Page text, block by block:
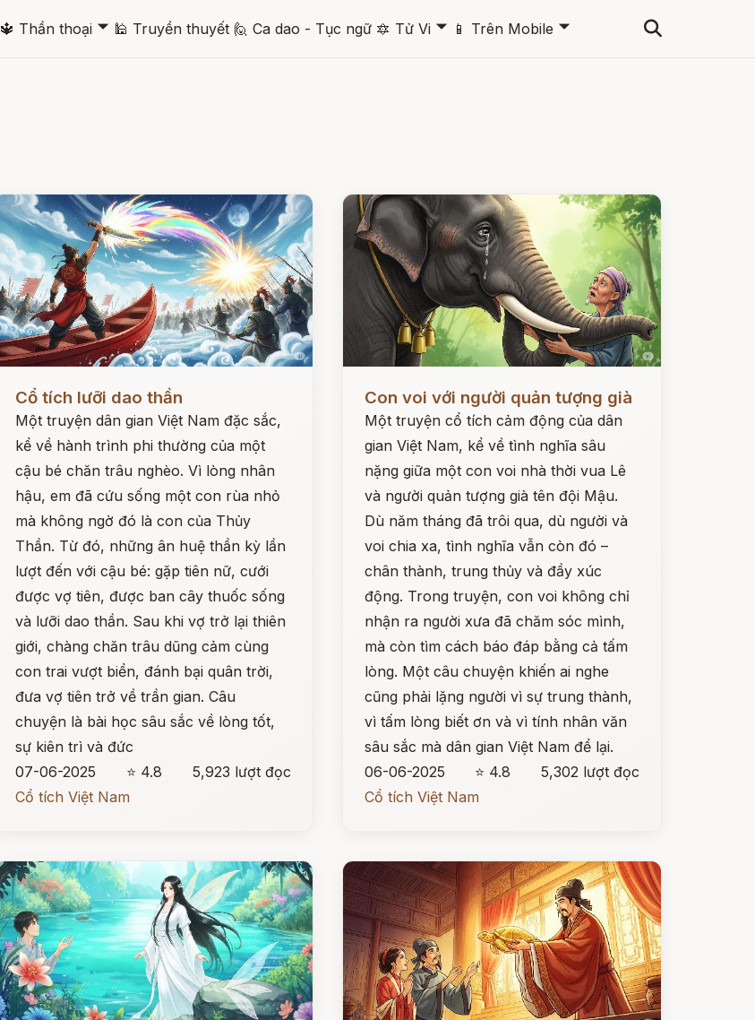
🔱 Thần thoại 🞃 🕌 Truyền thuyết 🙋 Ca dao - Tục ngữ 🔯 Tử Vi 🞃 📱 Trên Mobile 🞃
Đọc ngay
Cổ tích lưỡi dao thần
Một truyện dân gian Việt Nam đặc sắc,
kể về hành trình phi thường của một
cậu bé chăn trâu nghèo. Vì lòng nhân
hậu, em đã cứu sống một con rùa nhỏ
mà không ngờ đó là con của Thủy
Thần. Từ đó, những ân huệ thần kỳ lần
lượt đến với cậu bé: gặp tiên nữ, cưới
được vợ tiên, được ban cây thuốc sống
và lưỡi dao thần. Sau khi vợ trở lại thiên
giới, chàng chăn trâu dũng cảm cùng
con trai vượt biển, đánh bại quân trời,
đưa vợ tiên trở về trần gian. Câu
chuyện là bài học sâu sắc về lòng tốt,
sự kiên trì và đức
07-06-2025
⭐ 4.8
5,923 lượt đọc
Cổ tích Việt Nam
Con voi với người quản tượng già
Một truyện cổ tích cảm động của dân
gian Việt Nam, kể về tình nghĩa sâu
nặng giữa một con voi nhà thời vua Lê
và người quản tượng già tên đội Mậu.
Dù năm tháng đã trôi qua, dù người và
voi chia xa, tình nghĩa vẫn còn đó –
chân thành, trung thủy và đầy xúc
động. Trong truyện, con voi không chỉ
nhận ra người xưa đã chăm sóc mình,
mà còn tìm cách báo đáp bằng cả tấm
lòng. Một câu chuyện khiến ai nghe
cũng phải lặng người vì sự trung thành,
vì tấm lòng biết ơn và vì tính nhân văn
sâu sắc mà dân gian Việt Nam để lại.
06-06-2025
⭐ 4.8
5,302 lượt đọc
Cổ tích Việt Nam